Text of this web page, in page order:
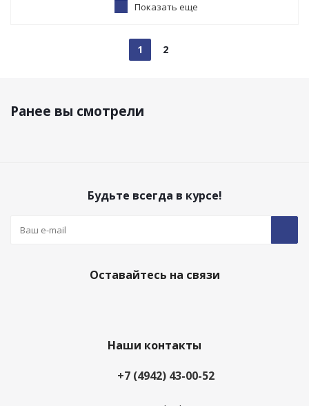
Показать еще
1 2
Ранее вы смотрели
Будьте всегда в курсе!
Оставайтесь на связи
Наши контакты
+7 (4942) 43-00-52